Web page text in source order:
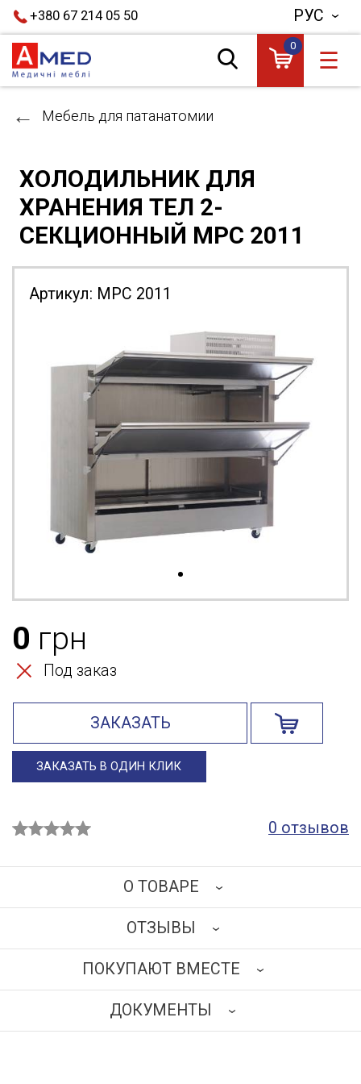
+380 67 214 05 50 РУС
0
☰
Мебель для патанатомии
ХОЛОДИЛЬНИК ДЛЯ
ХРАНЕНИЯ ТЕЛ 2-
СЕКЦИОННЫЙ MPC 2011
Артикул: MPC 2011
0 грн
Под заказ
ЗАКАЗАТЬ
ЗАКАЗАТЬ В ОДИН КЛИК
0 отзывов
О ТОВАРЕ
загрузкой изготовлена полностью из нержавеющей
стали AISI 304. Предназначена для хранения или
клиническом учреждении. Выдвижные панели на
ОТЗЫВЫ
НАПИСАТЬ ОТЗЫВ
ПОКУПАЮТ ВМЕСТЕ
ДОКУМЕНТЫ